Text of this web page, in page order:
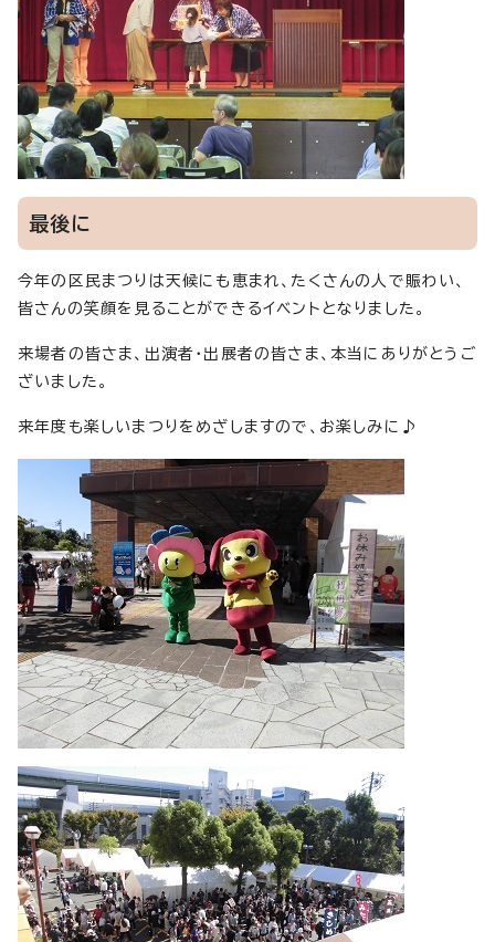
最後に
今年の区民まつりは天候にも恵まれ、たくさんの人で賑わい、
皆さんの笑顔を見ることができるイベントとなりました。
来場者の皆さま、出演者・出展者の皆さま、本当にありがとうご
ざいました。
来年度も楽しいまつりをめざしますので、お楽しみに♪